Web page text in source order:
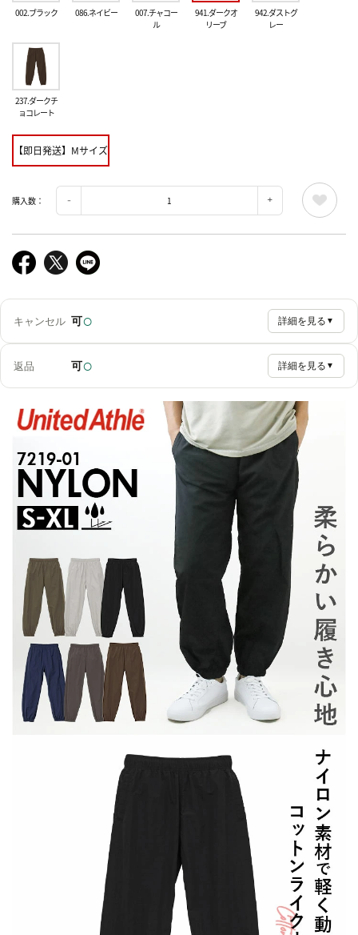
002.ブラック 086.ネイビー
007.チャコー
ル
941.ダークオ
リーブ
942.ダストグ
レー
237.ダークチ
ョコレート
【即日発送】Mサイズ
購入数：
キャンセル 可○ 詳細を見る ▼
返品 可○ 詳細を見る ▼